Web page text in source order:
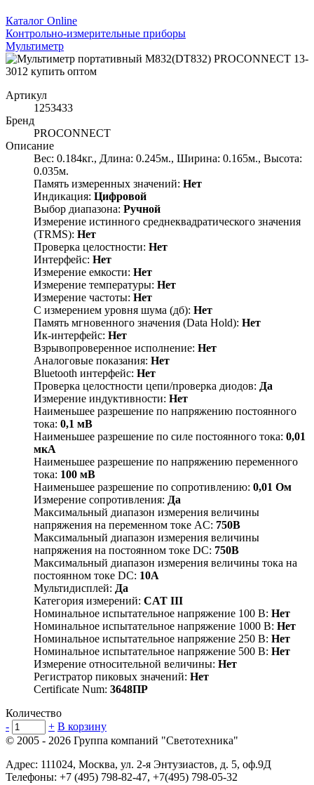
Каталог Online
Контрольно-измерительные приборы
Мультиметр
Артикул
1253433
Бренд
PROCONNECT
Описание
Вес: 0.184кг., Длина: 0.245м., Ширина: 0.165м., Высота:
0.035м.
Память измеренных значений: Нет
Индикация: Цифровой
Выбор диапазона: Ручной
Измерение истинного среднеквадратического значения
(ТRMS): Нет
Проверка целостности: Нет
Интерфейс: Нет
Измерение емкости: Нет
Измерение температуры: Нет
Измерение частоты: Нет
С измерением уровня шума (дб): Нет
Память мгновенного значения (Data Hold): Нет
Ик-интерфейс: Нет
Взрывопроверенное исполнение: Нет
Аналоговые показания: Нет
Bluetooth интерфейс: Нет
Проверка целостности цепи/проверка диодов: Да
Измерение индуктивности: Нет
Наименьшее разрешение по напряжению постоянного
тока: 0,1 мВ
Наименьшее разрешение по силе постоянного тока: 0,01
мкА
Наименьшее разрешение по напряжению переменного
тока: 100 мВ
Наименьшее разрешение по сопротивлению: 0,01 Ом
Измерение сопротивления: Да
Максимальный диапазон измерения величины
напряжения на переменном токе АC: 750В
Максимальный диапазон измерения величины
напряжения на постоянном токе DC: 750В
Максимальный диапазон измерения величины тока на
постоянном токе DC: 10А
Мультидисплей: Да
Категория измерений: CAT III
Номинальное испытательное напряжение 100 В: Нет
Номинальное испытательное напряжение 1000 В: Нет
Номинальное испытательное напряжение 250 В: Нет
Номинальное испытательное напряжение 500 В: Нет
Измерение относительной величины: Нет
Регистратор пиковых значений: Нет
Certificate Num: 3648ПР
Количество
-
+ В корзину
© 2005 - 2026 Группа компаний "Светотехника"
Адрес: 111024, Москва, ул. 2-я Энтузиастов, д. 5, оф.9Д
Телефоны: +7 (495) 798-82-47, +7(495) 798-05-32